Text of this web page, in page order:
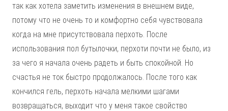
так как хотела заметить изменения в внешнем виде,
потому что не очень то и комфортно себя чувствовала
когда на мне присутствовала перхоть. После
использования пол бутылочки, перхоти почти не было, из
за чего я начала очень радеть и быть спокойной. Но
счастья не ток быстро продолжалось. После того как
кончился гель, перхоть начала мелкими шагами
возвращаться, выходит что у меня такое свойство